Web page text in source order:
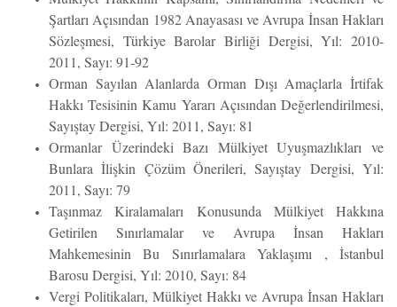
Şartları Açısından 1982 Anayasası ve Avrupa İnsan Hakları
Sözleşmesi, Türkiye Barolar Birliği Dergisi, Yıl: 2010-
2011, Sayı: 91-92
Orman Sayılan Alanlarda Orman Dışı Amaçlarla İrtifak
Hakkı Tesisinin Kamu Yararı Açısından Değerlendirilmesi,
Sayıştay Dergisi, Yıl: 2011, Sayı: 81
Ormanlar Üzerindeki Bazı Mülkiyet Uyuşmazlıkları ve
Bunlara İlişkin Çözüm Önerileri, Sayıştay Dergisi, Yıl:
2011, Sayı: 79
Taşınmaz Kiralamaları Konusunda Mülkiyet Hakkına
Getirilen Sınırlamalar ve Avrupa İnsan Hakları
Mahkemesinin Bu Sınırlamalara Yaklaşımı , İstanbul
Barosu Dergisi, Yıl: 2010, Sayı: 84
Vergi Politikaları, Mülkiyet Hakkı ve Avrupa İnsan Hakları